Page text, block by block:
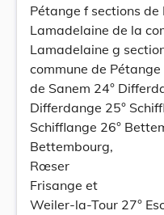
Pétange f sections de
Lamadelaine de la
Lamadelaine g
commune de
de Sanem 24°
Differdange 25°
Schifflange 26°
Bettembourg,
Rœser
Frisange et
Weiler-la-Tour 27°